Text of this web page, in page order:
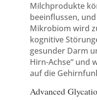
Milchprodukte
beeinflussen,
Mikrobiom wird
kognitive
gesunder Darm
Hirn-Achse“ und
auf die
Advanced